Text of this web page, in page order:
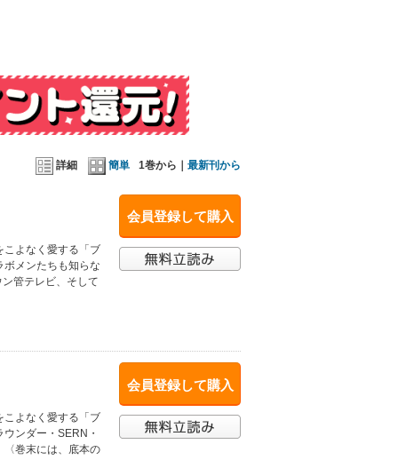
詳細 簡単 1巻から｜ 最新刊から
会員登録して購入
よなく愛する「ブ
メンたちも知らな
管テレビ、そして
会員登録して購入
よなく愛する「ブ
ンダー・SERN・
巻末には、底本の